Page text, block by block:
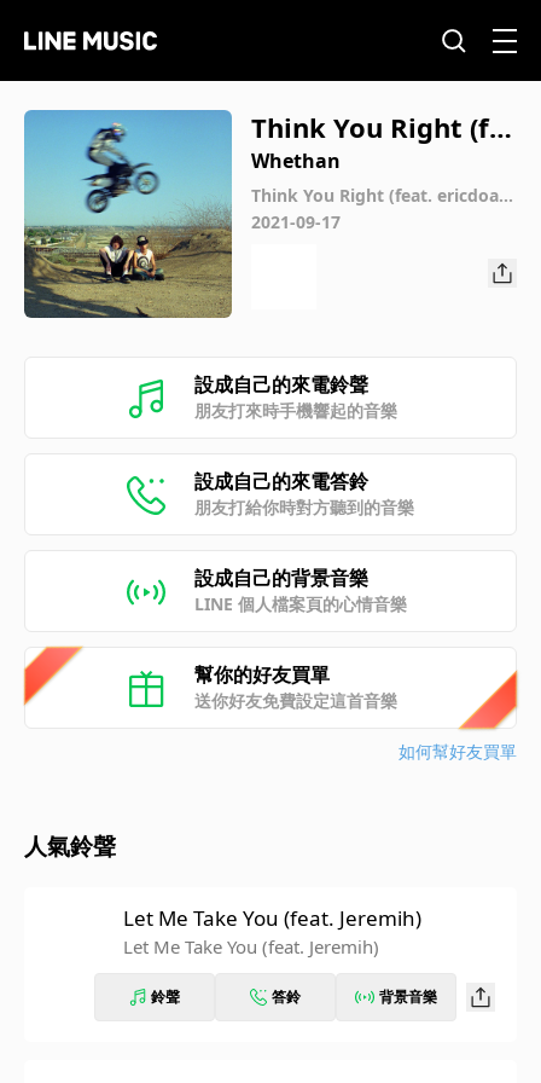
Think You Right (fe
at. ericdoa & glaive)
Whethan
Think You Right (feat. ericdoa &
glaive)
2021-09-17
設成自己的來電鈴聲
朋友打來時手機響起的音樂
設成自己的來電答鈴
朋友打給你時對方聽到的音樂
設成自己的背景音樂
LINE 個人檔案頁的心情音樂
幫你的好友買單
送你好友免費設定這首音樂
如何幫好友買單
人氣鈴聲
Let Me Take You (feat. Jeremih)
Let Me Take You (feat. Jeremih)
鈴聲 答鈴 背景音樂